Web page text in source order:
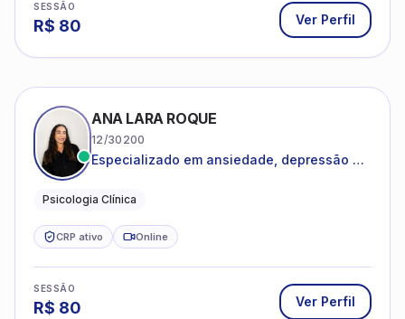
SESSÃO
R$ 80 Ver Perfil
ANA LARA ROQUE
12/30200
Especializado em ansiedade, depressão e
Psicologia Clínica
CRP ativo Online
SESSÃO
R$ 80 Ver Perfil